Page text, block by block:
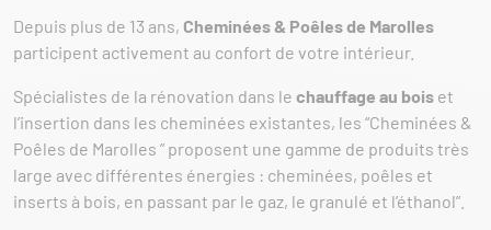
Depuis plus de 13 ans, Cheminées & Poêles de Marolles
participent activement au confort de votre intérieur.
Spécialistes de la rénovation dans le chauffage au bois et
l’insertion dans les cheminées existantes, les “Cheminées &
Poêles de Marolles ” proposent une gamme de produits très
large avec différentes énergies : cheminées, poêles et
inserts à bois, en passant par le gaz, le granulé et l’éthanol”.